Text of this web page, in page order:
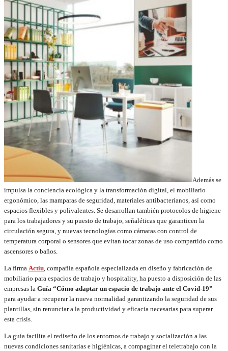
Además se
impulsa la conciencia ecológica y la transformación digital, el mobiliario
ergonómico, las mamparas de seguridad, materiales antibacterianos, así como
espacios flexibles y polivalentes. Se desarrollan también protocolos de higiene
para los trabajadores y su puesto de trabajo, señaléticas que garanticen la
circulación segura, y nuevas tecnologías como cámaras con control de
temperatura corporal o sensores que evitan tocar zonas de uso compartido como
ascensores o baños.
La firma Actiu, compañía española especializada en diseño y fabricación de
mobiliario para espacios de trabajo y hospitality, ha puesto a disposición de las
empresas la Guía “Cómo adaptar un espacio de trabajo ante el Covid-19”
para ayudar a recuperar la nueva normalidad garantizando la seguridad de sus
plantillas, sin renunciar a la productividad y eficacia necesarias para superar
esta crisis.
La guía facilita el rediseño de los entornos de trabajo y socialización a las
nuevas condiciones sanitarias e higiénicas, a compaginar el teletrabajo con la